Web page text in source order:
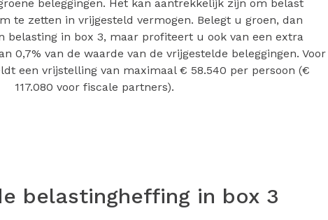
beleggingen. Het kan aantrekkelijk zijn om belast
te zetten in vrijgesteld vermogen. Belegt u groen, dan
belasting in box 3, maar profiteert u ook van een extra
0,7% van de waarde van de vrijgestelde beleggingen. Voor
een vrijstelling van maximaal € 58.540 per persoon (€
117.080 voor fiscale partners).
belastingheffing in box 3